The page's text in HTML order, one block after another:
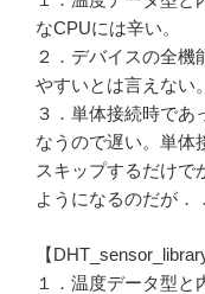
なCPUには辛い。
２．デバイスの全機
やすいとは言えない。
３．単体接続時であ
なうので遅い。単体
スキップするだけで
ようになるのだが．
【DHT_sensor_library
１．温度データ型と